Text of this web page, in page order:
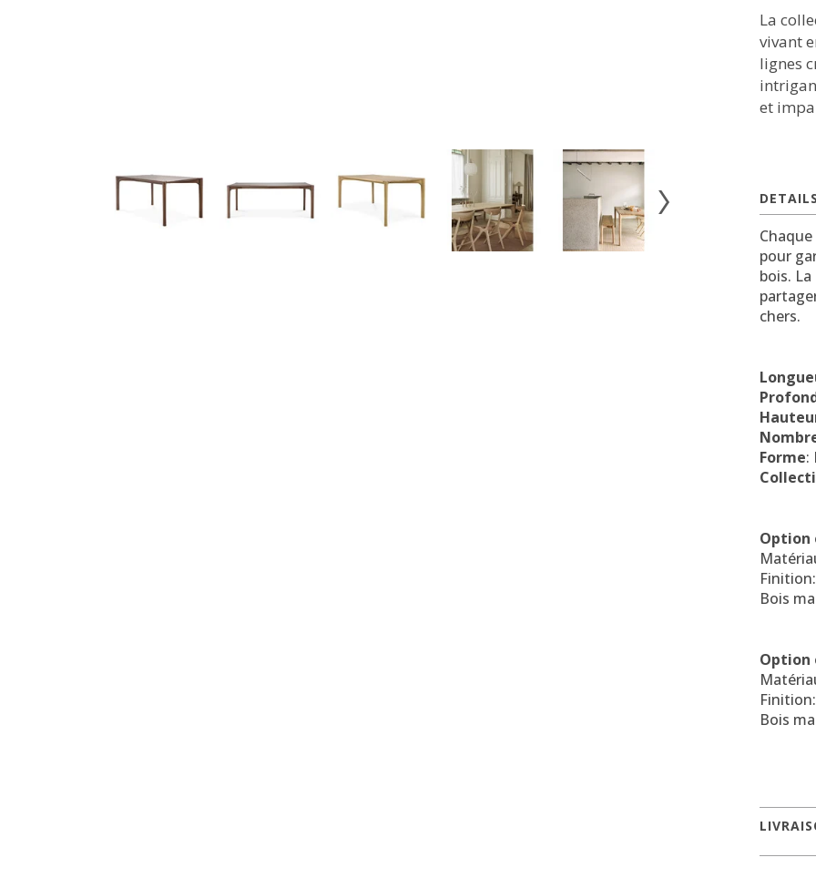
La
vivant
lignes
et
pour
bois.
chers.
Forme:
Option
Bois
Option
Bois